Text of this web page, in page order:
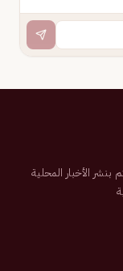
سعودية تم تأسيسها عام 2007م تهتم بنشر الأخبار المحلية